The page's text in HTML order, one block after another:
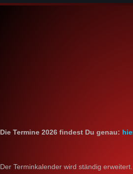
Die Termine 2026 findest Du genau:
Der Terminkalender wird ständig